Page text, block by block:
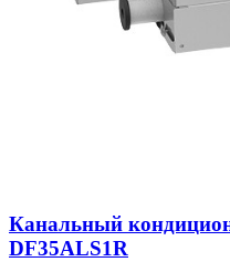
Канальный
DF35ALS1R